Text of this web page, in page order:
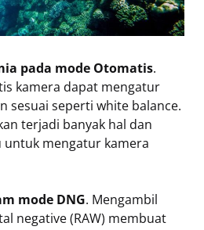
pada mode Otomatis.
kamera dapat mengatur
sesuai seperti white balance.
terjadi banyak hal dan
untuk mengatur kamera
mode DNG. Mengambil
negative (RAW) membuat